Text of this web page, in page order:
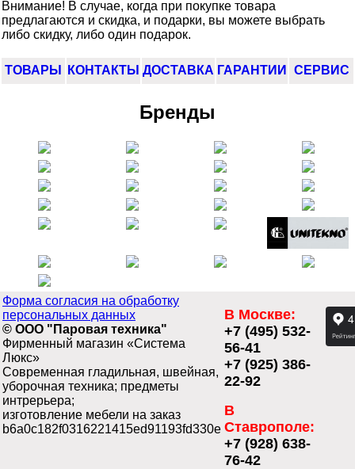
Внимание! В случае, когда при покупке товара
предлагаются и скидка, и подарки, вы можете выбрать
либо скидку, либо один подарок.
ТОВАРЫ КОНТАКТЫ ДОСТАВКА ГАРАНТИИ СЕРВИС
Бренды
Форма согласия на обработку
персональных данных
© ООО "Паровая техника"
Фирменный магазин «Система
Люкс»
Современная гладильная, швейная,
уборочная техника; предметы
интрерьера;
изготовление мебели на заказ
b6a0c182f0316221415ed91193fd330e
В Москве:
+7 (495) 532-
56-41
+7 (925) 386-
22-92
В
Ставрополе:
+7 (928) 638-
76-42